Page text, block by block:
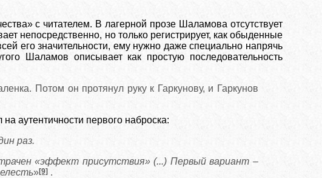
с читателем. В лагерной прозе Шаламова отсутствует
непосредственно, но только регистрирует, как обыденные
его значительности, ему нужно даже специально напрячь
Шаламов описывает как простую последовательность
Потом он протянул руку к Гаркунову, и Гаркунов
аутентичности первого наброска:
раз.
«эффект присутствия» (...) Первый вариант –
»[9] .